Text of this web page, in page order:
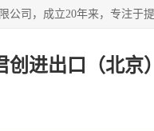
创进出口（北京